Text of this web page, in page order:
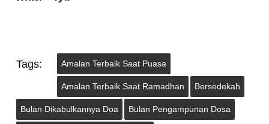
Tags: Amalan Terbaik Saat Puasa
Amalan Terbaik Saat Ramadhan Bersedekah
Bulan Dikabulkannya Doa Bulan Pengampunan Dosa